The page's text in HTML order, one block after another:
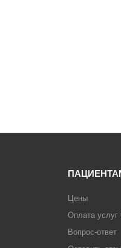
Цены
Оплата услуг
Вопрос-ответ